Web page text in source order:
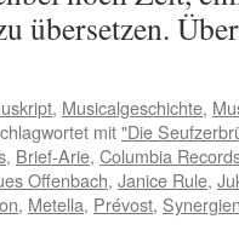
übersetzen.
, Musicalgeschichte,
mit"Die
, Brief-Arie, Columbia
Offenbach, Janice Rule,
, Metella, Prévost,